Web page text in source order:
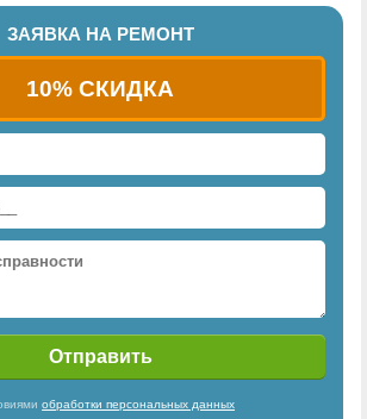
ЗАЯВКА НА РЕМОНТ
10% СКИДКА
обработки персональных данных